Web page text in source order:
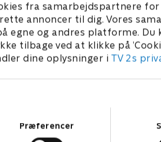
fra samarbejdspartnere
annoncer til dig. Vores
egne og andres platforme. Du
tilbage ved at klikke på
dine oplysninger i TV 2s
Præferencer